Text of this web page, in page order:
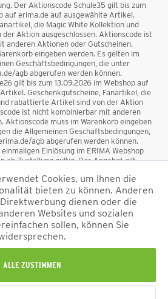
Der Aktionscode Schule35 gilt bis zum
auf erima.de auf ausgewählte Artikel.
die Magic White Kollektion und
Aktion ausgeschlossen. Aktionscode ist
anderen Aktionen oder Gutscheinen.
eingeben werden. Es gelten im
Geschäftsbedingungen, die unter
agb abgerufen werden können.
gilt bis zum 13.09.2026 im Webshop auf
Geschenkgutscheine, Fanartikel, die
rabattierte Artikel sind von der Aktion
ist nicht kombinierbar mit anderen
Aktionscode muss im Warenkorb eingeben
die Allgemeinen Geschäftsbedingungen,
agb abgerufen werden können.
Einlösung im ERIMA Webshop
ab Zustellung gültig. Das Angebot gilt
sind vom Rabatt ausgeschlossen. Der
anderen Aktionen oder Gutscheinen
Mindestbestellwert beträgt 50 €
sich inkl. Mehrwertsteuer und zzgl.
Nachnahmegebühren, wenn nicht anders
beschrieben.
Cookies, um Ihnen die
bieten zu können. Anderen
dienen oder die
Websites und sozialen
sollen, können Sie